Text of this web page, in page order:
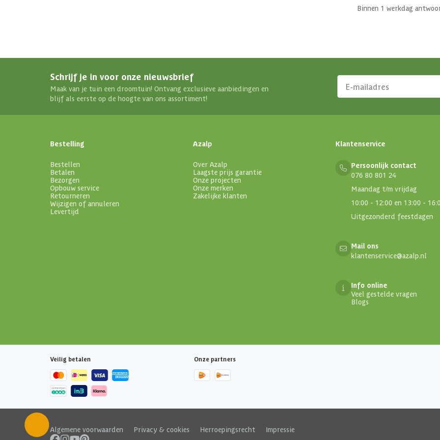
Binnen 1 werkdag
Schrijf je in voor onze nieuwsbrief
Maak van je tuin een droomtuin! Ontvang exclusieve aanbiedingen en
blijf als eerste op de hoogte van ons assortiment!
Bestelling
Bestellen
Betalen
Bezorgen
Opbouw service
Retourneren
Wijzigen of annuleren
Levertijd
Azalp
Over Azalp
Laagste prijs garantie
Onze projecten
Onze merken
Zakelijke klanten
Klantenservice
Persoonlijk contact
076 80 801 24
Maandag t/m vrijdag
10:00 - 12:00 en 13:00 -
Uitgezonderd feestdagen
Mail ons
klantenservice@azalp.nl
Info online
Veel gestelde vragen
Blogs
Veilig betalen Onze partners
Algemene voorwaarden Privacy & cookies Herroepingsrecht Impressie